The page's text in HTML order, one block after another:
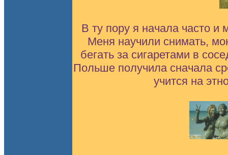
В ту пору я начала часто и
Меня научили снимать,
бегать за сигаретами в
Польше получила сначала
учится на